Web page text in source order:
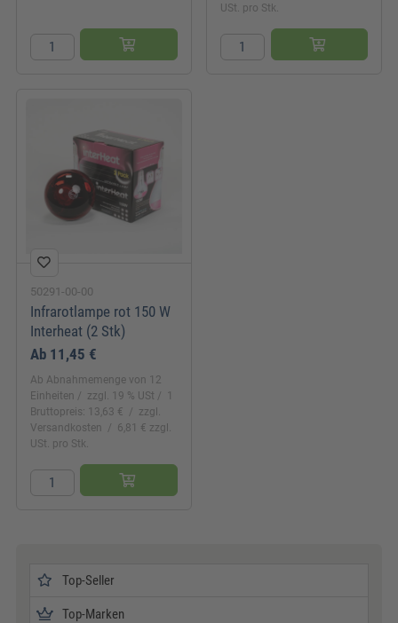
USt. pro Stk.
50291-00-00
Infrarotlampe rot 150 W
Interheat (2 Stk)
Ab 11,45 €
Ab Abnahmemenge von 12
Einheiten
zzgl. 19 % USt
1
Bruttopreis: 13,63 €
zzgl.
Versandkosten
6,81 € zzgl.
USt. pro Stk.
Top-Seller
Top-Marken